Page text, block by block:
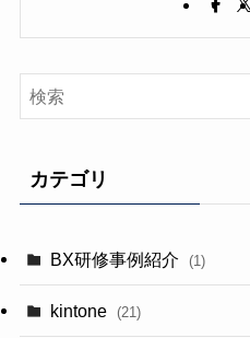
カテゴリ
BX研修事例紹介 (1)
kintone (21)